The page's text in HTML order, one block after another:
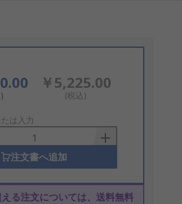
￥5,225.00
(税込)
は入力
注文書へ追加
る注文については、送料無料